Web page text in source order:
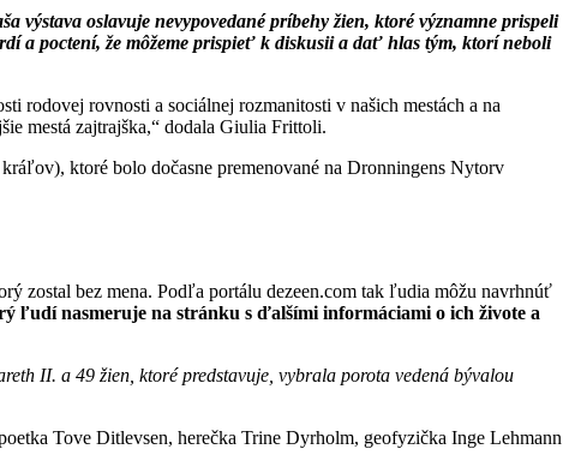
výstava oslavuje nevypovedané príbehy žien, ktoré významne prispeli
a poctení, že môžeme prispieť k diskusii a dať hlas tým, ktorí neboli
rodovej rovnosti a sociálnej rozmanitosti v našich mestách a na
mestá zajtrajška,“ dodala Giulia Frittoli.
ktoré bolo dočasne premenované na Dronningens Nytorv
zostal bez mena. Podľa portálu dezeen.com tak ľudia môžu navrhnúť
ľudí nasmeruje na stránku s ďalšími informáciami o ich živote a
II. a 49 žien, ktoré predstavuje, vybrala porota vedená bývalou
Tove Ditlevsen, herečka Trine Dyrholm, geofyzička Inge Lehmann